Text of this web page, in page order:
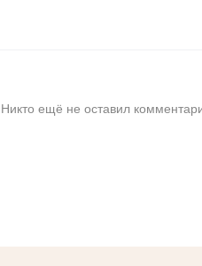
Никто ещё не оставил